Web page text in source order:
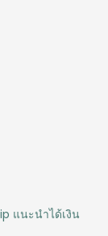
แนะนำได้เงิน